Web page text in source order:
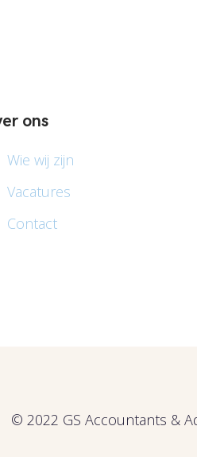
ons
Wie wij zijn
Vacatures
Contact
© 2022 GS Accountants &